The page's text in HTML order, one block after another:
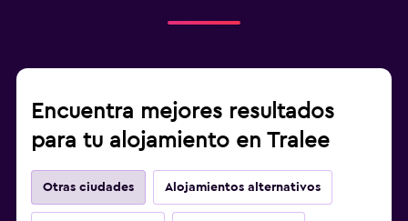
Encuentra mejores resultados
para tu alojamiento en Tralee
Otras ciudades Alojamientos alternativos